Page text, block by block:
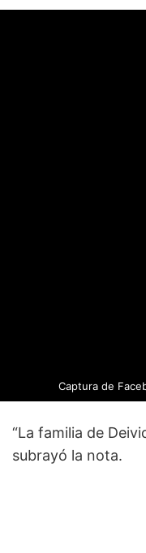
Captura de
“La familia de
subrayó la nota.